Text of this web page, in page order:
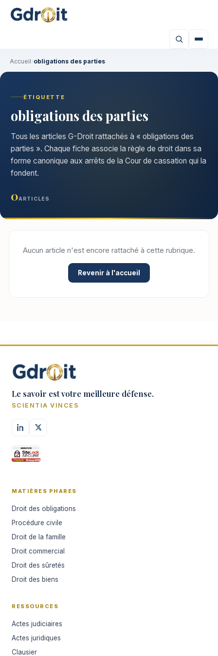
Accueil›obligations des parties
ÉTIQUETTE
obligations des parties
Tous les articles G-Droit rattachés à « obligations des
parties ». Chaque fiche associe la règle de droit dans sa
forme canonique aux arrêts de la Cour de cassation qui la
fondent.
0ARTICLES
Aucun article n'est encore rattaché à cette rubrique.
Revenir à l'accueil
Le savoir est votre meilleure défense.
SCIENTIA VINCES
MATIÈRES PHARES
Droit des obligations
Procédure civile
Droit de la famille
Droit commercial
Droit des sûretés
Droit des biens
RESSOURCES
Actes judiciaires
Actes juridiques
Clausier